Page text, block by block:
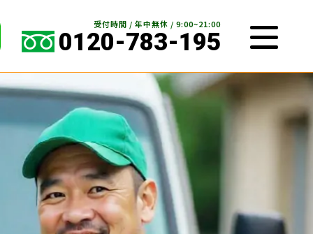
受付時間 / 年中無休 / 9:00~21:00
0120-783-195